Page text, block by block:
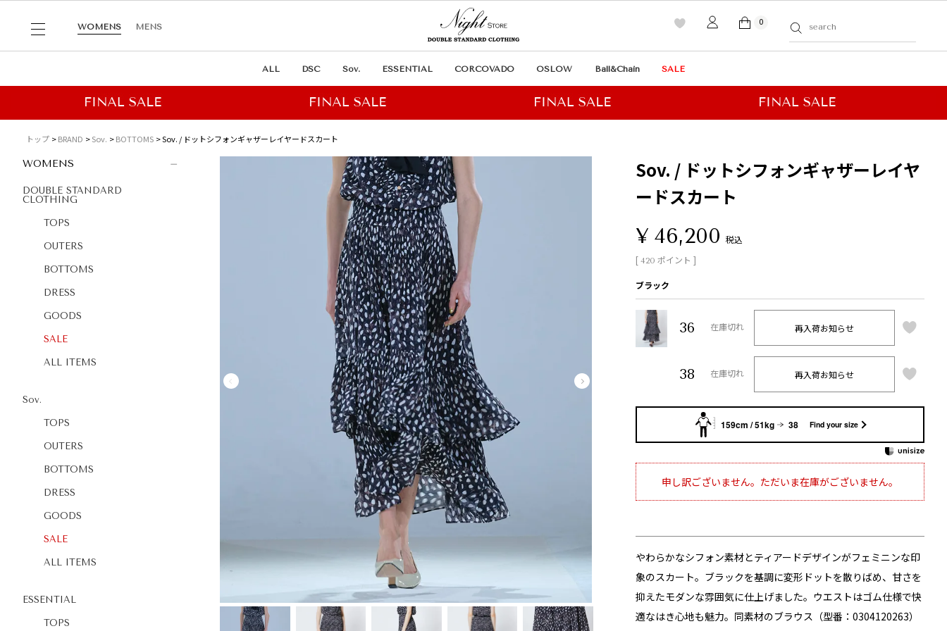
WOMENS MENS
0
ALL DSC Sov. ESSENTIAL CORCOVADO OSLOW Ball&Chain SALE
トップ BRAND Sov. BOTTOMS Sov. / ドットシフォンギャザーレイヤードスカート
WOMENS
DOUBLE STANDARD
CLOTHING
TOPS
OUTERS
BOTTOMS
DRESS
GOODS
SALE
ALL ITEMS
Sov.
TOPS
OUTERS
BOTTOMS
DRESS
GOODS
SALE
ALL ITEMS
ESSENTIAL
TOPS
Sov. / ドットシフォンギャザーレイヤ
ードスカート
¥ 46,200 税込
[ 420 ポイント ]
ブラック
36 在庫切れ 再入荷お知らせ
38 在庫切れ 再入荷お知らせ
159cm / 51kg 38 Find your size
申し訳ございません。ただいま在庫がございません。
やわらかなシフォン素材とティアードデザインがフェミニンな印
象のスカート。ブラックを基調に変形ドットを散りばめ、甘さを
抑えたモダンな雰囲気に仕上げました。ウエストはゴム仕様で快
適なはき心地も魅力。同素材のブラウス（型番：0304120263）